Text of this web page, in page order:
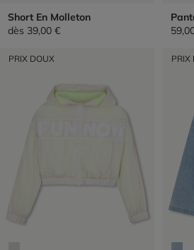
Short En Molleton
dès 39,00 €
PRIX DOUX PRIX